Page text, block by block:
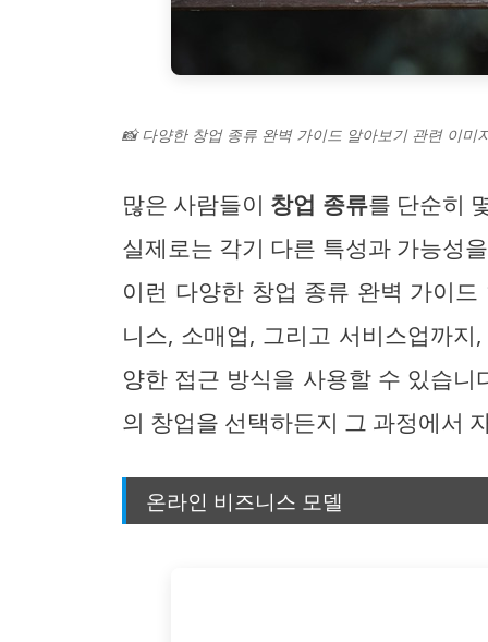
📸 다양한 창업 종류 완벽 가이드 알아보기 관련 이미
많은 사람들이 창업 종류를 단순히
실제로는 각기 다른 특성과 가능성
이런 다양한 창업 종류 완벽 가이
니스, 소매업, 그리고 서비스업까
양한 접근 방식을 사용할 수 있습
의 창업을 선택하든지 그 과정에서
온라인 비즈니스 모델